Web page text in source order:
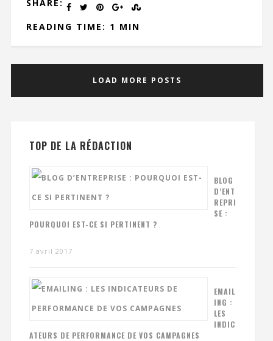
SHARE:
READING TIME: 1 MIN
LOAD MORE POSTS
TOP DE LA RÉDACTION
BLOG
D’ENT
REPRI
SE :
POURQUOI EST-CE SI PERTINENT ?
7 avril 2017
EMAIL
ING :
LES
INDIC
ATEURS DE PERFORMANCE DE VOS CAMPAGNES